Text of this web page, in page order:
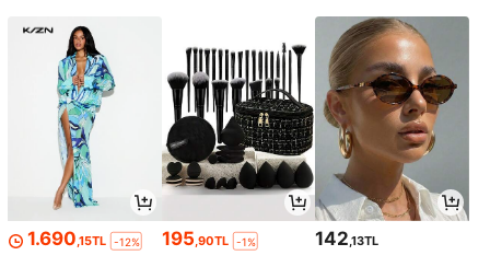
1.690 ,15TL -12% 195 ,90TL -1% 142 ,13TL